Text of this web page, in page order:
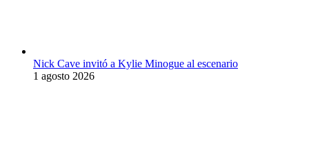
Nick Cave invitó a Kylie Minogue al escenario
1 agosto 2026